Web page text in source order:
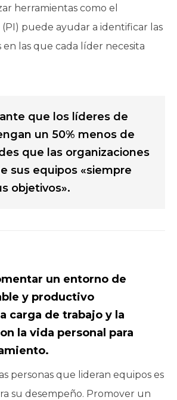
herramientas como el
puede ayudar a identificar las
en las que cada líder necesita
que los líderes de
un 50% menos de
que las organizaciones
sus equipos «siempre
objetivos».
un entorno de
y productivo
carga de trabajo y la
la vida personal para
personas que lideran equipos es
su desempeño. Promover un